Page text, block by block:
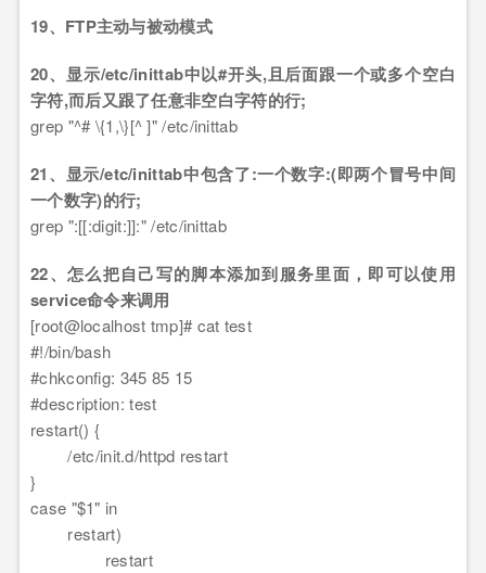
19、FTP主动与被动模式
20、显示/etc/inittab中以#开头,且后面跟一个或多个空白
字符,而后又跟了任意非空白字符的行;
grep "^# \{1,\}[^ ]" /etc/inittab
21、显示/etc/inittab中包含了:一个数字:(即两个冒号中间
一个数字)的行;
grep ":[[:digit:]]:" /etc/inittab
22、怎么把自己写的脚本添加到服务里面，即可以使用
service命令来调用
[root@localhost tmp]# cat test
#!/bin/bash
#chkconfig: 345 85 15
#description: test
restart() {
/etc/init.d/httpd restart
}
case "$1" in
restart)
restart